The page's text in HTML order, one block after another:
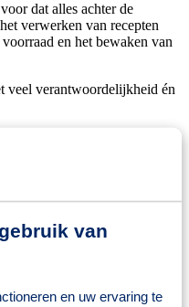
van
en uw ervaring te
dat alles achter de
verwerken van recepten
en het bewaken van
veel verantwoordelijkheid én
het verschil
werken we nauw samen
in de regio om onze
Onze apotheek biedt een